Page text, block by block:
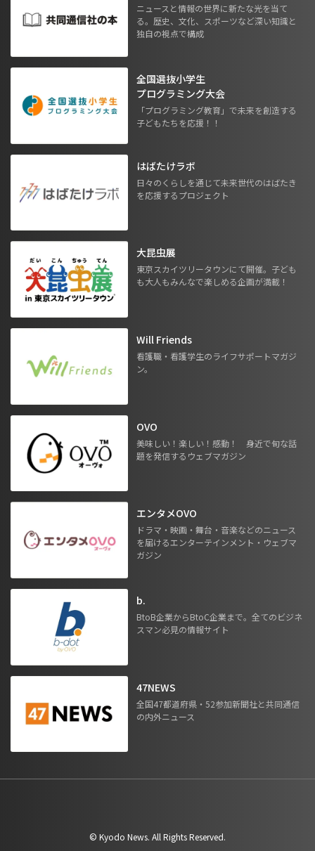
ニュースと情報の世界に新たな光を当て
る。歴史、文化、スポーツなど深い知識と
独自の視点で構成
全国選抜小学生
プログラミング大会
「プログラミング教育」で未来を創造する
子どもたちを応援！！
はばたけラボ
日々のくらしを通じて未来世代のはばたき
を応援するプロジェクト
大昆虫展
東京スカイツリータウンにて開催。子ども
も大人もみんなで楽しめる企画が満載！
Will Friends
看護職・看護学生のライフサポートマガジ
ン。
OVO
美味しい！楽しい！感動！ 身近で旬な話
題を発信するウェブマガジン
エンタメOVO
ドラマ・映画・舞台・音楽などのニュース
を届けるエンターテインメント・ウェブマ
ガジン
b.
BtoB企業からBtoC企業まで。全てのビジネ
スマン必見の情報サイト
47NEWS
全国47都道府県・52参加新聞社と共同通信
の内外ニュース
©︎ Kyodo News. All Rights Reserved.